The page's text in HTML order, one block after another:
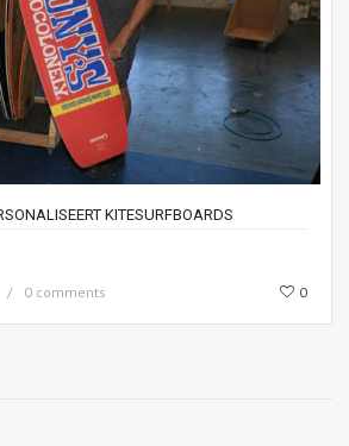
KITESURFBOARDS
0 comments 0